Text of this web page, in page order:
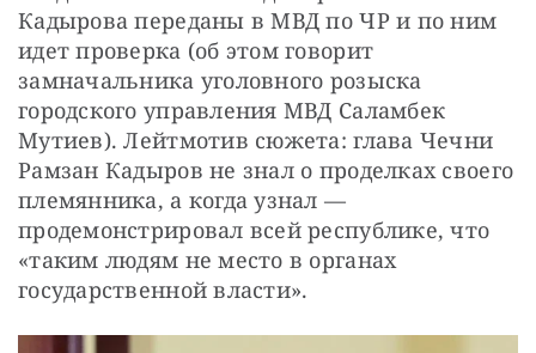
Кадырова переданы в МВД по ЧР и по ним
идет проверка (об этом говорит
замначальника уголовного розыска
городского управления МВД Саламбек
Мутиев). Лейтмотив сюжета: глава Чечни
Рамзан Кадыров не знал о проделках своего
племянника, а когда узнал —
продемонстрировал всей республике, что
«таким людям не место в органах
государственной власти».